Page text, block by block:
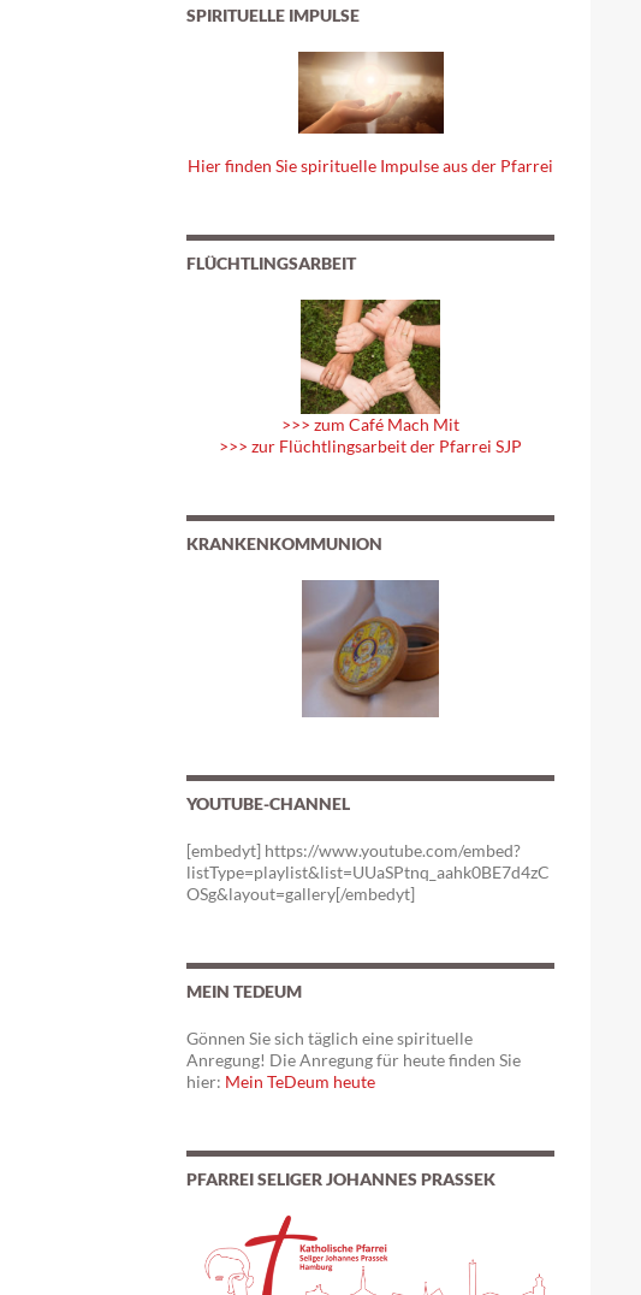
SPIRITUELLE IMPULSE
Hier finden Sie spirituelle Impulse aus der Pfarrei
FLÜCHTLINGSARBEIT
>>> zum Café Mach Mit
>>> zur Flüchtlingsarbeit der Pfarrei SJP
KRANKENKOMMUNION
YOUTUBE-CHANNEL
[embedyt] https://www.youtube.com/embed?
listType=playlist&list=UUaSPtnq_aahk0BE7d4zC
OSg&layout=gallery[/embedyt]
MEIN TEDEUM
Gönnen Sie sich täglich eine spirituelle
Anregung! Die Anregung für heute finden Sie
hier: Mein TeDeum heute
PFARREI SELIGER JOHANNES PRASSEK